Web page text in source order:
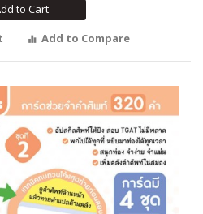
to Cart
Add to Compare